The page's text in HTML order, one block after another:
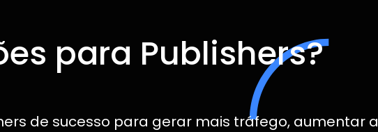
para Publishers?
de sucesso para gerar mais tráfego, aumentar a